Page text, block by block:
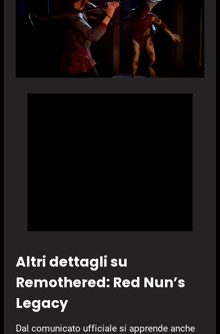
Altri dettagli su
Remothered: Red Nun’s
Legacy
Dal comunicato ufficiale si apprende anche